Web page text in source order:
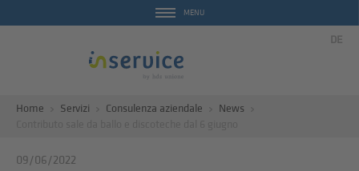
MENU
DE
Home Servizi Consulenza aziendale
News
09/06/2022